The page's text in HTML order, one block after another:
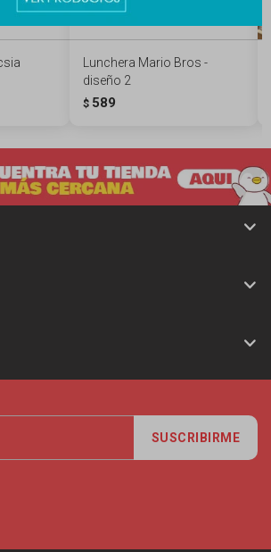
Lunchera Mario Bros -
diseño 2
$ 589
SUSCRIBIRME